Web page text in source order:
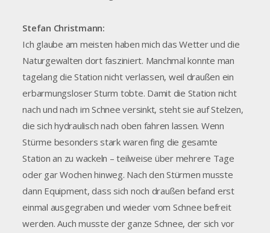
Stefan Christmann:
Ich glaube am meisten haben mich das Wetter und die
Naturgewalten dort fasziniert. Manchmal konnte man
tagelang die Station nicht verlassen, weil draußen ein
erbarmungsloser Sturm tobte. Damit die Station nicht
nach und nach im Schnee versinkt, steht sie auf Stelzen,
die sich hydraulisch nach oben fahren lassen. Wenn
Stürme besonders stark waren fing die gesamte
Station an zu wackeln – teilweise über mehrere Tage
oder gar Wochen hinweg. Nach den Stürmen musste
dann Equipment, dass sich noch draußen befand erst
einmal ausgegraben und wieder vom Schnee befreit
werden. Auch musste der ganze Schnee, der sich vor